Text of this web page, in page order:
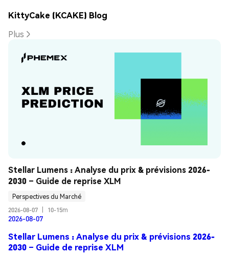
KittyCake (KCAKE) Blog
Plus
Stellar Lumens : Analyse du prix & prévisions 2026-
2030 – Guide de reprise XLM
Perspectives du Marché
2026-08-07
10-15m
2026-08-07
Stellar Lumens : Analyse du prix & prévisions 2026-
2030 – Guide de reprise XLM